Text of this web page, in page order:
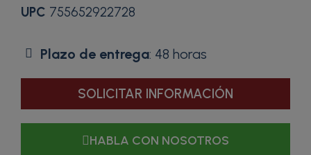
UPC 755652922728
Plazo de entrega: 48 horas
SOLICITAR INFORMACIÓN
HABLA CON NOSOTROS